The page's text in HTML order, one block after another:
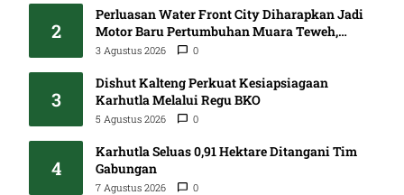
2
Perluasan Water Front City Diharapkan Jadi
Motor Baru Pertumbuhan Muara Teweh,
DPRD Minta Proses Libatkan Masyarakat
3 Agustus 2026 0
3
Dishut Kalteng Perkuat Kesiapsiagaan
Karhutla Melalui Regu BKO
5 Agustus 2026 0
4
Karhutla Seluas 0,91 Hektare Ditangani Tim
Gabungan
7 Agustus 2026 0